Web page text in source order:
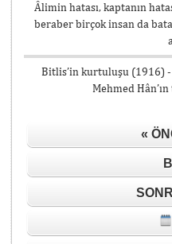
Âlimin hatası, kaptanın
beraber birçok insan da
Bitlis’in kurtuluşu (1916) -
Mehmed
«